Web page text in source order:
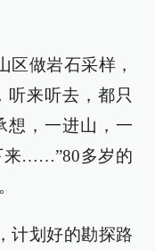
区做岩石采样，
听来听去，都只
想，一进山，一
来……”80多岁的
计划好的勘探路